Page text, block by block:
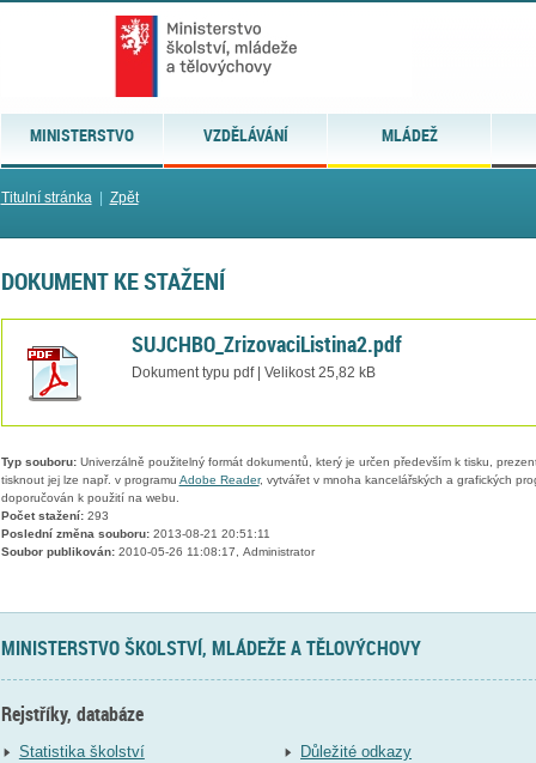
MINISTERSTVO VZDĚLÁVÁNÍ MLÁDEŽ
Titulní stránka| Zpět
DOKUMENT KE STAŽENÍ
SUJCHBO_ZrizovaciListina2.pdf
Dokument typu pdf | Velikost 25,82 kB
Typ souboru:Univerzálně použitelný formát dokumentů, který je určen především k tisku,
tisknout jej lze např. v programu Adobe Reader, vytvářet v mnoha kancelářských a grafických
doporučován k použití na webu.
Počet stažení:293
Poslední změna souboru:2013-08-21 20:51:11
Soubor publikován:2010-05-26 11:08:17, Administrator
MINISTERSTVO ŠKOLSTVÍ, MLÁDEŽE A TĚLOVÝCHOVY
Rejstříky, databáze
Statistika školství
Důležité odkazy